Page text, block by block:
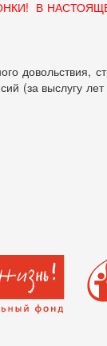
В
довольствия,
(за выслугу лет